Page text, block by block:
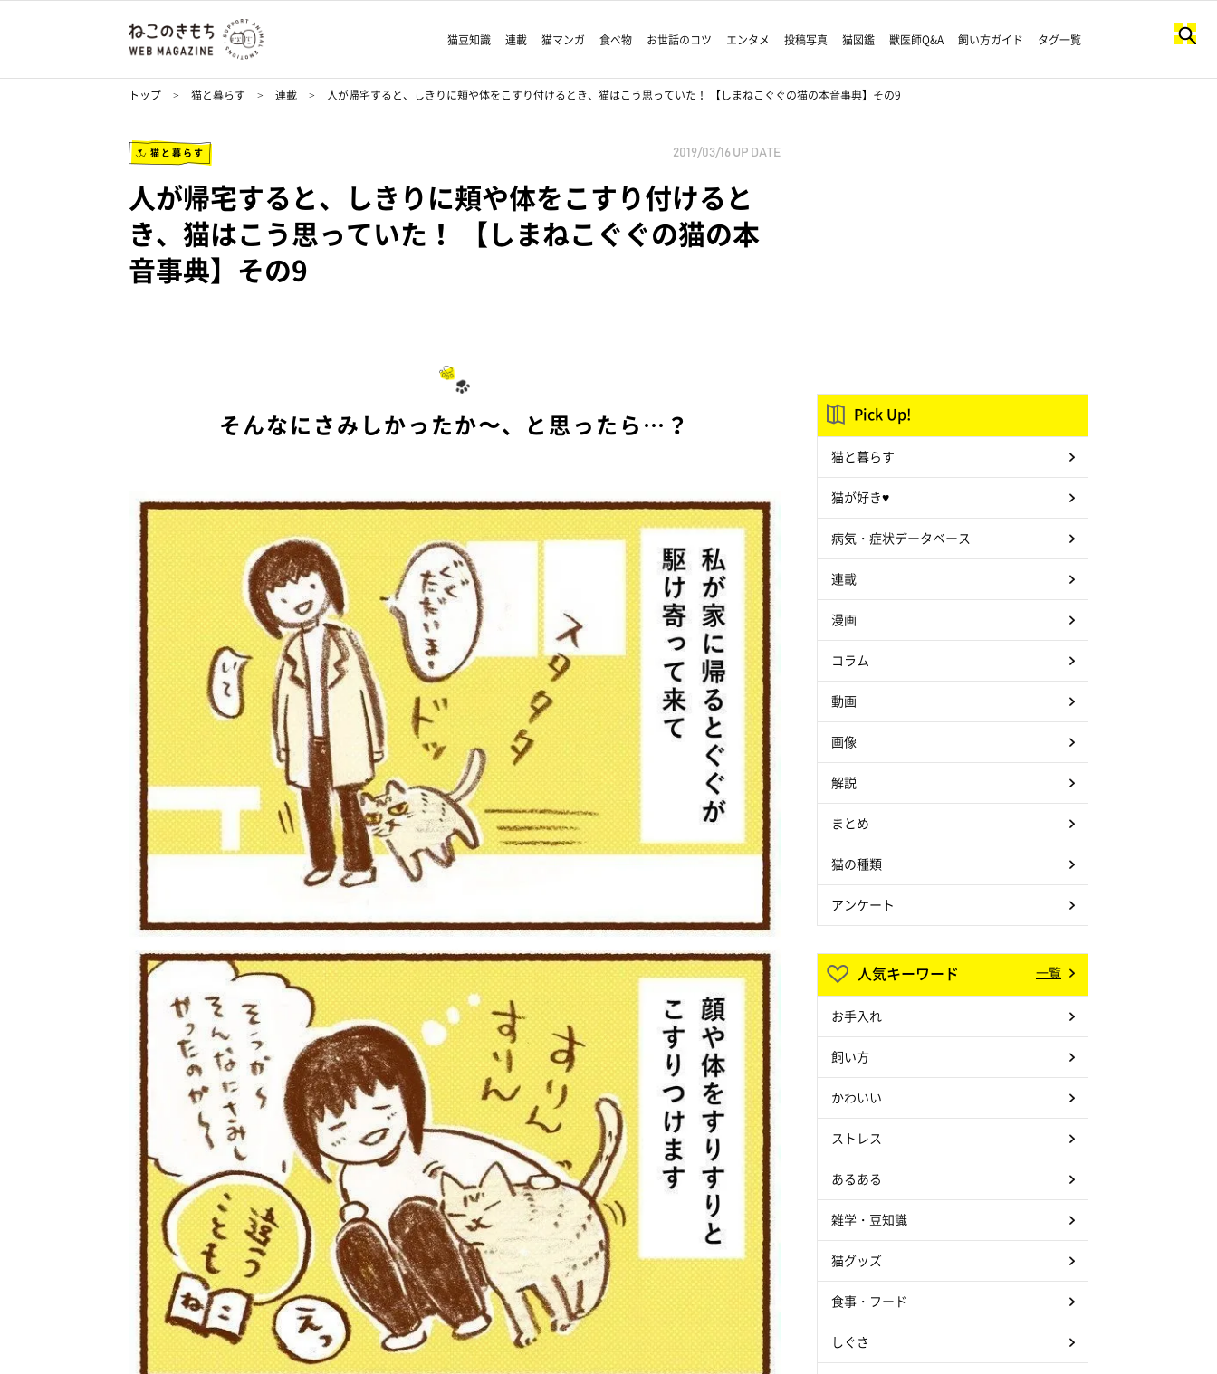
猫豆知識 連載 猫マンガ 食べ物 お世話のコツ エンタメ 投稿写真 猫図鑑 獣医師Q&A 飼い方ガイド タグ一覧
トップ 猫と暮らす 連載 人が帰宅すると、しきりに頬や体をこすり付けるとき、猫はこう思っていた！ 【しまねこぐぐの猫の本音事典】その9
猫と暮らす 2019/03/16 UP DATE
人が帰宅すると、しきりに頬や体をこすり付けると
き、猫はこう思っていた！ 【しまねこぐぐの猫の本
音事典】その9
そんなにさみしかったか〜、と思ったら…？ Pick Up!
猫と暮らす
猫が好き♥
病気・症状データベース
連載
漫画
コラム
動画
画像
解説
まとめ
猫の種類
アンケート
人気キーワード 一覧
お手入れ
飼い方
かわいい
ストレス
あるある
雑学・豆知識
猫グッズ
食事・フード
しぐさ